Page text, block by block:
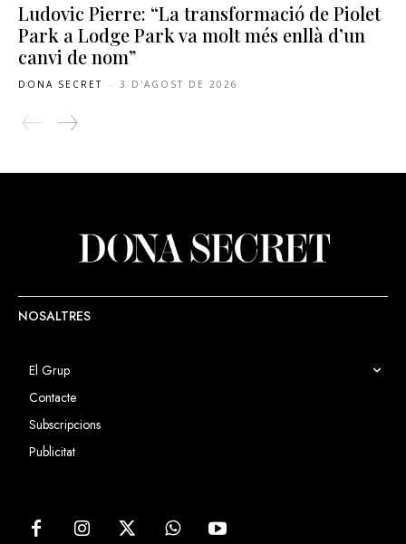
Ludovic Pierre: “La transformació de Piolet
Park a Lodge Park va molt més enllà d’un
canvi de nom”
DONA SECRET - 3 D'AGOST DE 2026
NOSALTRES
El Grup
Contacte
Subscripcions
Publicitat